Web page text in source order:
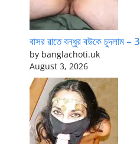
বাসর রাতে বন্ধুর বউকে চুদলাম – 3
by banglachoti.uk
August 3, 2026